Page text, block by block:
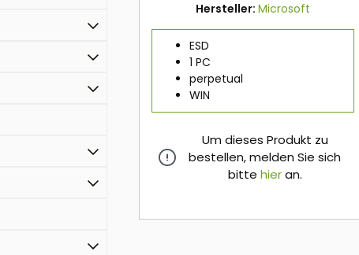
Hersteller:Microsoft
ESD
1 PC
perpetual
WIN
Um dieses Produkt zu
bestellen, melden Sie sich
bitte hieran.